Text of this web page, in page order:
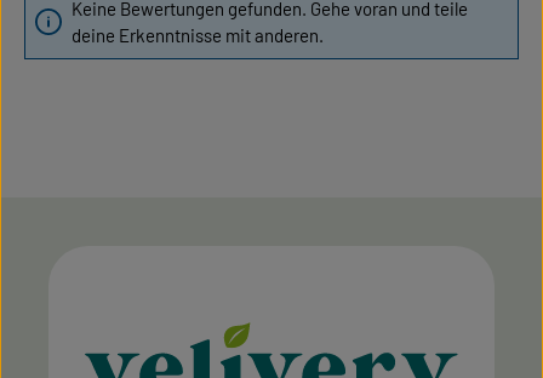
Keine Bewertungen gefunden. Gehe voran und teile
deine Erkenntnisse mit anderen.